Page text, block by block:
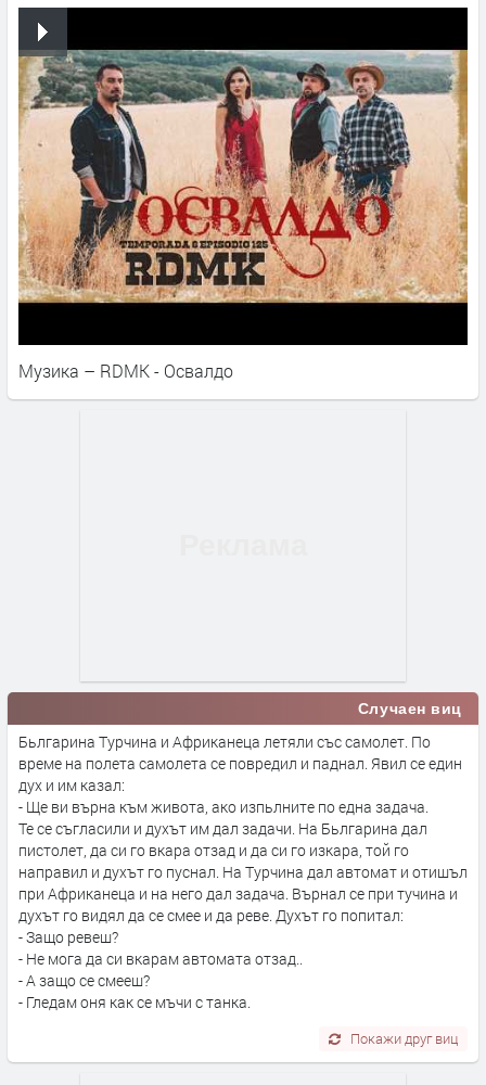
Музика – RDMK - Освалдо
Случаен виц
Бьлгарина Турчина и Африканеца летяли със самолет. По
време на полета самолета се повредил и паднал. Явил се един
дух и им казал:
- Ще ви върна към живота, ако изпьлните по една задача.
Те се съгласили и духът им дал задачи. На Бьлгарина дал
пистолет, да си го вкара отзад и да си го изкара, той го
направил и духът го пуснал. На Турчина дал автомат и отишъл
при Африканеца и на него дал задача. Върнал се при тучина и
духът го видял да се смее и да реве. Духът го попитал:
- Защо ревеш?
- Не мога да си вкарам автомата отзад..
- А защо се смееш?
- Гледам оня как се мъчи с танка.
Покажи друг виц